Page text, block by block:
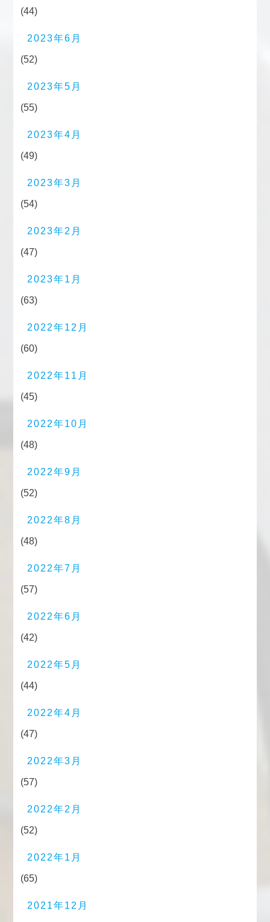
(44)
2023年6月
(52)
2023年5月
(55)
2023年4月
(49)
2023年3月
(54)
2023年2月
(47)
2023年1月
(63)
2022年12月
(60)
2022年11月
(45)
2022年10月
(48)
2022年9月
(52)
2022年8月
(48)
2022年7月
(57)
2022年6月
(42)
2022年5月
(44)
2022年4月
(47)
2022年3月
(57)
2022年2月
(52)
2022年1月
(65)
2021年12月